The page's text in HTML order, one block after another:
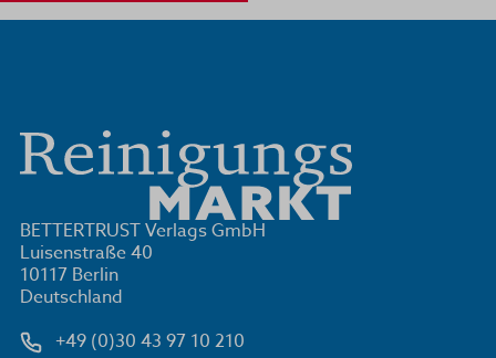
BETTERTRUST Verlags GmbH
Luisenstraße 40
10117 Berlin
Deutschland
+49 (0)30 43 97 10 210